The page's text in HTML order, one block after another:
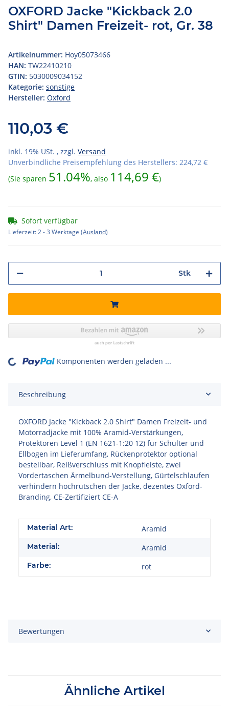
OXFORD Jacke "Kickback 2.0
Shirt" Damen Freizeit- rot, Gr. 38
Artikelnummer: Hoy05073466
HAN: TW22410210
GTIN: 5030009034152
Kategorie: sonstige
Hersteller: Oxford
110,03 €
inkl. 19% USt. , zzgl. Versand
Unverbindliche Preisempfehlung des Herstellers: 224,72 €
(Sie sparen 51.04%, also 114,69 €)
Sofort verfügbar
Lieferzeit:2 - 3 Werktage (Ausland)
Stk
Loading... Komponenten werden geladen ...
Beschreibung
OXFORD Jacke "Kickback 2.0 Shirt" Damen Freizeit- und
Motorradjacke mit 100% Aramid-Verstärkungen,
Protektoren Level 1 (EN 1621-1:20 12) für Schulter und
Ellbogen im Lieferumfang, Rückenprotektor optional
bestellbar, Reißverschluss mit Knopfleiste, zwei
Vordertaschen Ärmelbund-Verstellung, Gürtelschlaufen
verhindern hochrutschen der Jacke, dezentes Oxford-
Branding, CE-Zertifiziert CE-A
Material Art: Aramid
Material: Aramid
Farbe: rot
Bewertungen
Ähnliche Artikel